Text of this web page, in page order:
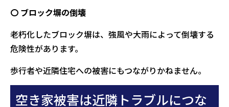
〇 ブロック塀の倒壊
老朽化したブロック塀は、強風や大雨によって倒壊する
危険性があります。
歩行者や近隣住宅への被害にもつながりかねません。
空き家被害は近隣トラブルにつな